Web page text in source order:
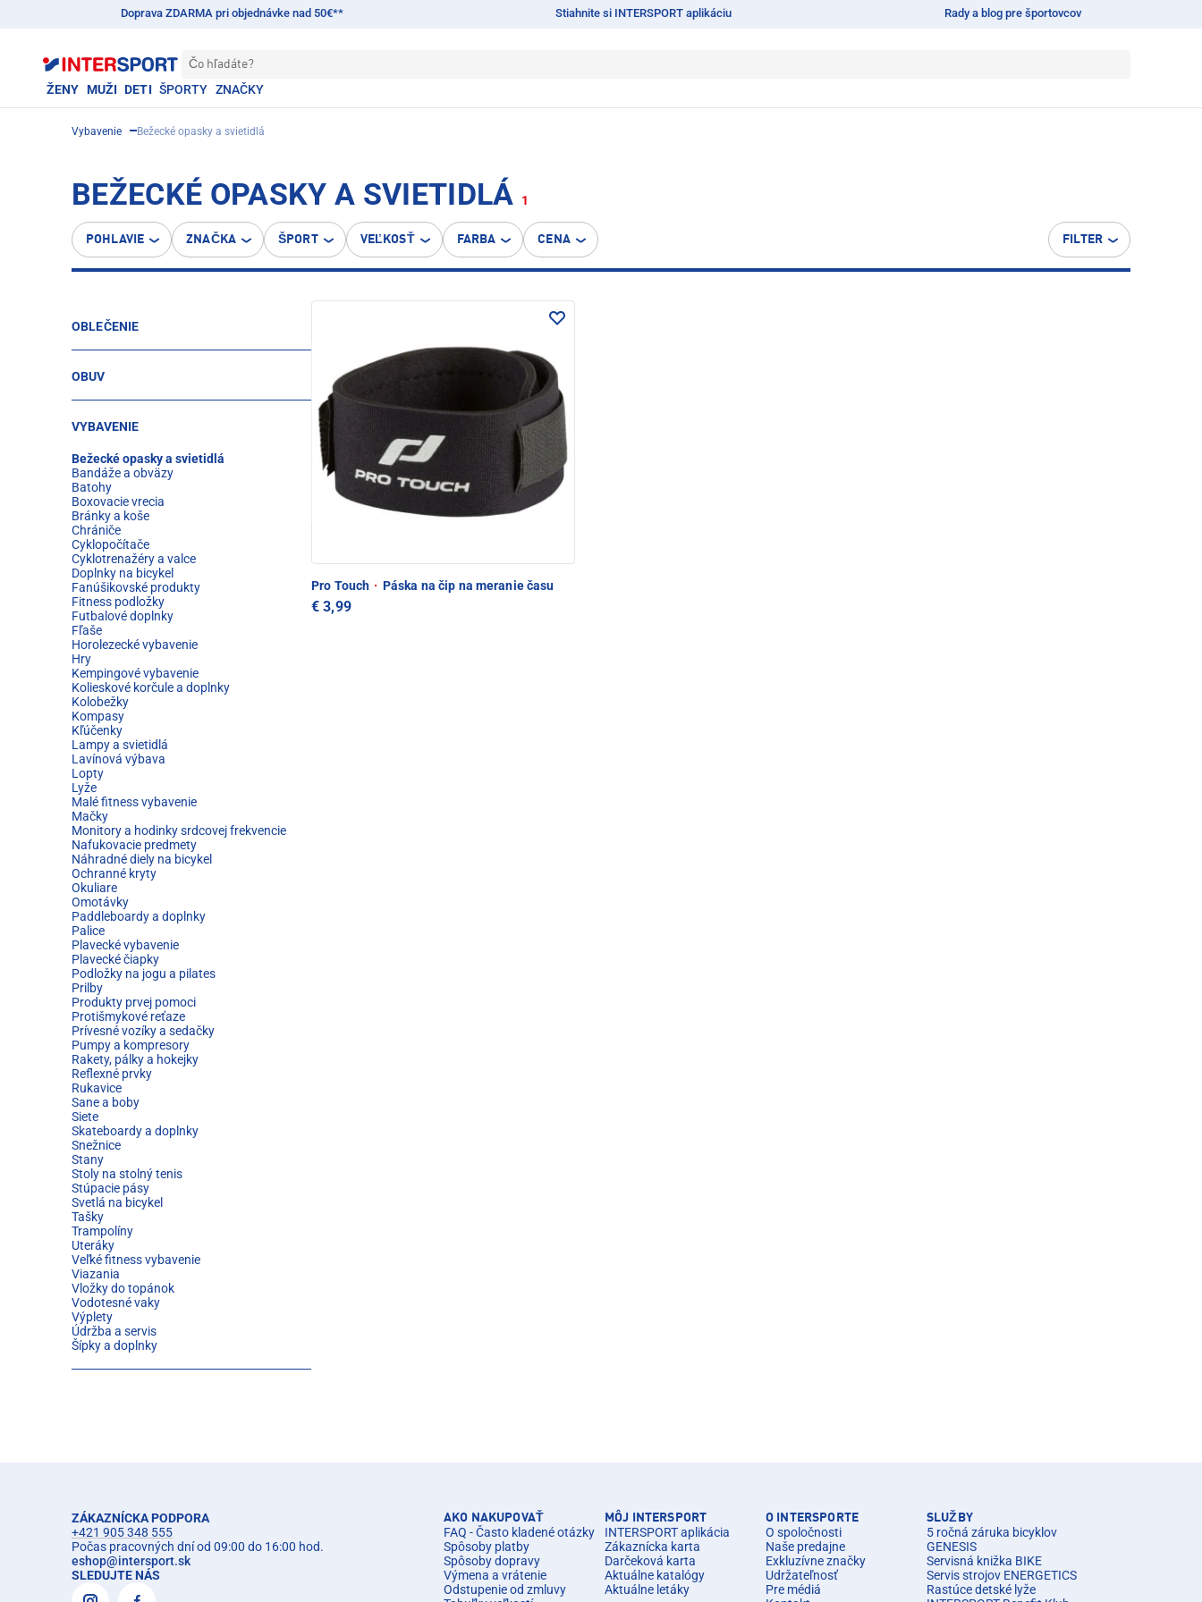
Doprava ZDARMA pri objednávke nad 50€** Stiahnite si INTERSPORT aplikáciu Rady a blog pre športovcov
Čo hľadáte?
ŽENY MUŽI DETI ŠPORTY ZNAČKY
Vybavenie Bežecké opasky a svietidlá
BEŽECKÉ OPASKY A SVIETIDLÁ 1
POHLAVIE ZNAČKA ŠPORT VEĽKOSŤ FARBA CENA FILTER
OBLEČENIE
OBUV
VYBAVENIE
Bežecké opasky a svietidlá
Bandáže a obväzy
Batohy
Boxovacie vrecia
Bránky a koše
Chrániče
Cyklopočítače
Cyklotrenažéry a valce
Doplnky na bicykel
Fanúšikovské produkty
Fitness podložky
Futbalové doplnky
Fľaše
Horolezecké vybavenie
Hry
Kempingové vybavenie
Kolieskové korčule a doplnky
Kolobežky
Kompasy
Kľúčenky
Lampy a svietidlá
Lavínová výbava
Lopty
Lyže
Malé fitness vybavenie
Mačky
Monitory a hodinky srdcovej frekvencie
Nafukovacie predmety
Náhradné diely na bicykel
Ochranné kryty
Okuliare
Omotávky
Paddleboardy a doplnky
Palice
Plavecké vybavenie
Plavecké čiapky
Podložky na jogu a pilates
Prilby
Produkty prvej pomoci
Protišmykové reťaze
Prívesné vozíky a sedačky
Pumpy a kompresory
Rakety, pálky a hokejky
Reflexné prvky
Rukavice
Sane a boby
Siete
Skateboardy a doplnky
Snežnice
Stany
Stoly na stolný tenis
Stúpacie pásy
Svetlá na bicykel
Tašky
Trampolíny
Uteráky
Veľké fitness vybavenie
Viazania
Vložky do topánok
Vodotesné vaky
Výplety
Údržba a servis
Šípky a doplnky
Pro Touch · Páska na čip na meranie času
€ 3,99
ZÁKAZNÍCKA PODPORA
+421 905 348 555
Počas pracovných dní od 09:00 do 16:00 hod.
eshop@intersport.sk
SLEDUJTE NÁS
AKO NAKUPOVAŤ
FAQ - Často kladené otázky
Spôsoby platby
Spôsoby dopravy
Výmena a vrátenie
Odstupenie od zmluvy
MÔJ INTERSPORT
INTERSPORT aplikácia
Zákaznícka karta
Darčeková karta
Aktuálne katalógy
Aktuálne letáky
O INTERSPORTE
O spoločnosti
Naše predajne
Exkluzívne značky
Udržateľnosť
Pre médiá
SLUŽBY
5 ročná záruka bicyklov
GENESIS
Servisná knižka BIKE
Servis strojov ENERGETICS
Rastúce detské lyže